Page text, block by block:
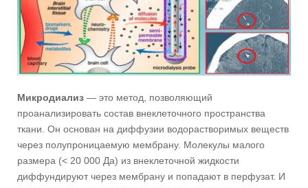
Микродиализ — это метод, позволяющий
проанализировать состав внеклеточного пространства
ткани. Он основан на диффузии водорастворимых веществ
через полупроницаемую мембрану. Молекулы малого
размера (< 20 000 Да) из внеклеточной жидкости
диффундируют через мембрану и попадают в перфузат. И